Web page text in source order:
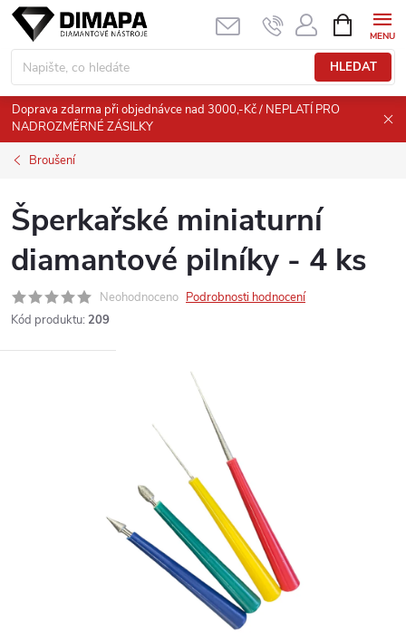
Přejít
obsah
HLEDAT
NÁKUPNÍ
KOŠÍK
Doprava zdarma při objednávce nad 3000,-Kč / NEPLATÍ PRO
NADROZMĚRNÉ ZÁSILKY
Broušení
Šperkařské miniaturní
diamantové pilníky - 4 ks
Neohodnoceno Podrobnosti hodnocení
Kód produktu: 209